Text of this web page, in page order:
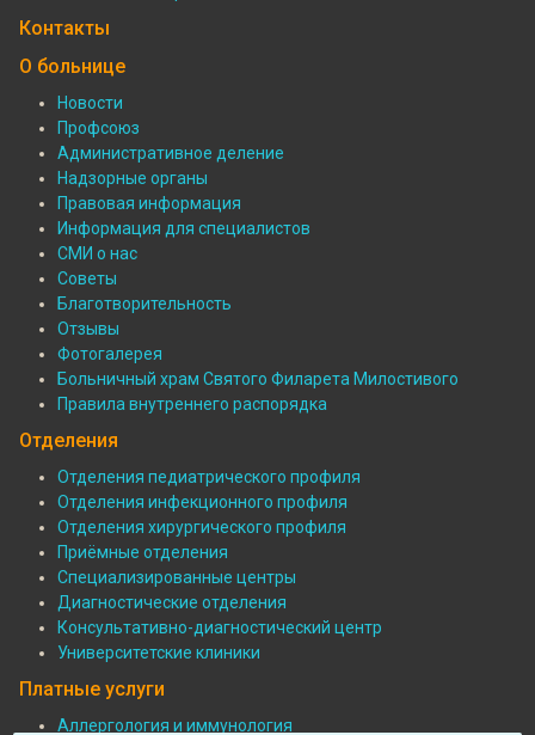
Контакты
О больнице
Подвал:
больнице
Новости
Профсоюз
Административное деление
Надзорные органы
Правовая информация
Информация для специалистов
СМИ о нас
Советы
Благотворительность
Отзывы
Фотогалерея
Больничный храм Святого Филарета Милостивого
Правила внутреннего распорядка
Отделения
Подвал:
Отделения
Отделения педиатрического профиля
Отделения инфекционного профиля
Отделения хирургического профиля
Приёмные отделения
Специализированные центры
Диагностические отделения
Консультативно-диагностический центр
Университетские клиники
Платные услуги
Аллергология и иммунология